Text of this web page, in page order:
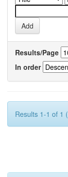
Results/Page
In order
Results 1-1 of 1